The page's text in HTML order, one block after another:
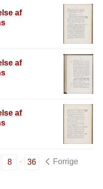
af
af
af
8 36
Forrige